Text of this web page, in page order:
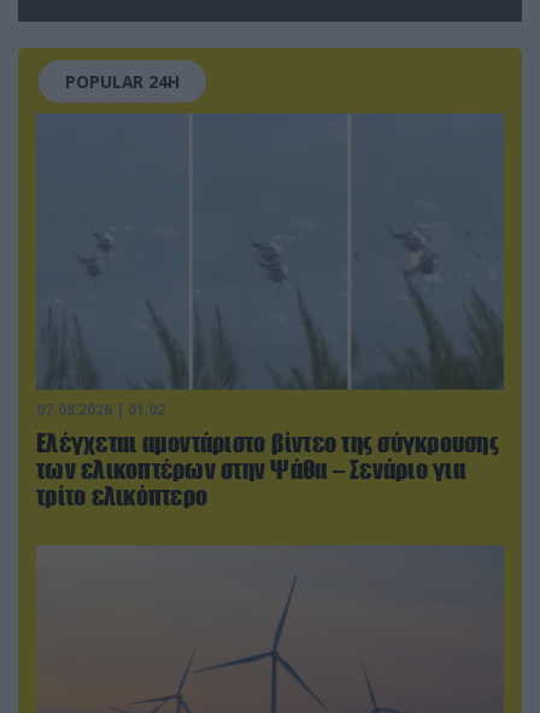
POPULAR 24H
07.08.2026 | 01:02
Ελέγχεται αμοντάριστο βίντεο της σύγκρουσης
των ελικοπτέρων στην Ψάθα – Σενάριο για
τρίτο ελικόπτερο